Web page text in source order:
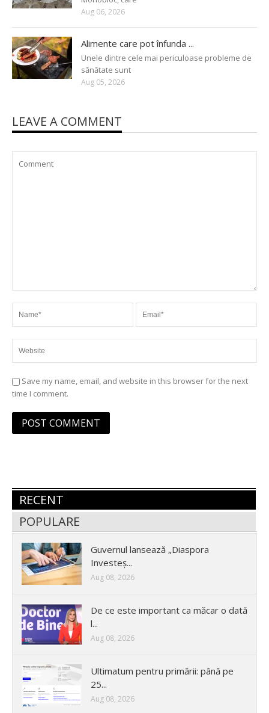
Aug 06, 2026
Alimente care pot înfunda ...
Unele dintre cele mai periculoase probleme de
sănătate sunt
Aug 05, 2026
LEAVE A COMMENT
Save my name, email, and website in this browser for the next
time I comment.
RECENT
POPULARE
Guvernul lansează „Diaspora
Investeș...
Aug 08, 2026
De ce este important ca măcar o dată
l...
Aug 08, 2026
Ultimatum pentru primării: până pe
25...
Aug 08, 2026